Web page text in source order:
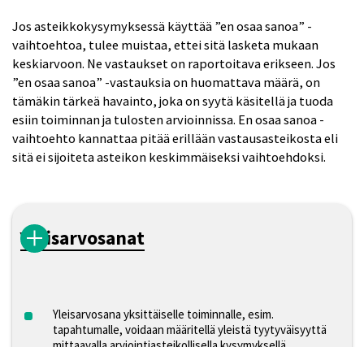
Jos asteikkokysymyksessä käyttää ”en osaa sanoa” -
vaihtoehtoa, tulee muistaa, ettei sitä lasketa mukaan
keskiarvoon. Ne vastaukset on raportoitava erikseen. Jos
”en osaa sanoa” -vastauksia on huomattava määrä, on
tämäkin tärkeä havainto, joka on syytä käsitellä ja tuoda
esiin toiminnan ja tulosten arvioinnissa. En osaa sanoa -
vaihtoehto kannattaa pitää erillään vastausasteikosta eli
sitä ei sijoiteta asteikon keskimmäiseksi vaihtoehdoksi.
Yleisarvosanat
Yleisarvosana yksittäiselle toiminnalle, esim.
tapahtumalle, voidaan määritellä yleistä tyytyväisyyttä